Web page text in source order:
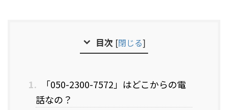
目次 [閉じる]
1.
「050-2300-7572」はどこからの電
話なの？